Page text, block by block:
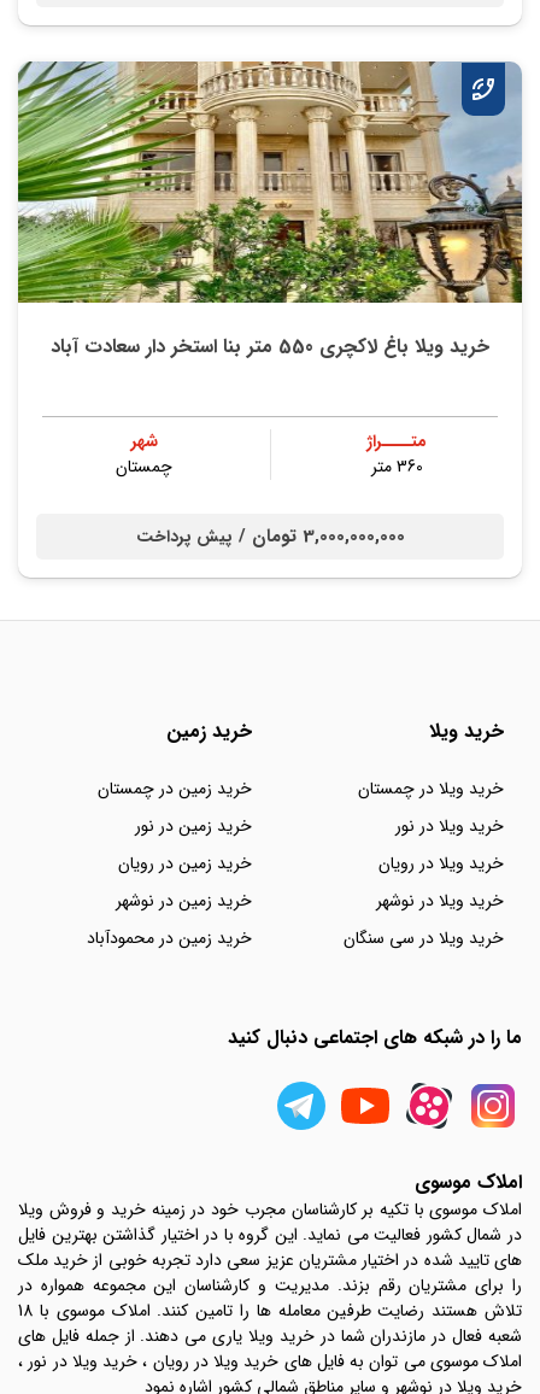
خرید ویلا باغ لاکچری 550 متر بنا استخر دار سعادت آباد
متــــراژ
360 متر
شهر
چمستان
3,000,000,000 تومان / پیش پرداخت
خرید ویلا
خرید ویلا در چمستان
خرید ویلا در نور
خرید ویلا در رویان
خرید ویلا در نوشهر
خرید ویلا در سی سنگان
خرید زمین
خرید زمین در چمستان
خرید زمین در نور
خرید زمین در رویان
خرید زمین در نوشهر
خرید زمین در محمودآباد
ما را در شبکه های اجتماعی دنبال کنید
املاک موسوی
املاک موسوی با تکیه بر کارشناسان مجرب خود در زمینه خرید و فروش ویلا
در شمال کشور فعالیت می نماید. این گروه با در اختیار گذاشتن بهترین فایل
های تایید شده در اختیار مشتریان عزیز سعی دارد تجربه خوبی از خرید ملک
را برای مشتریان رقم بزند. مدیریت و کارشناسان این مجموعه همواره در
تلاش هستند رضایت طرفین معامله ها را تامین کنند. املاک موسوی با 18
شعبه فعال در مازندران شما در خرید ویلا یاری می دهند. از جمله فایل های
املاک موسوی می توان به فایل های خرید ویلا در رویان ، خرید ویلا در نور ،
خرید ویلا در نوشهر و سایر مناطق شمالی کشور اشاره نمود